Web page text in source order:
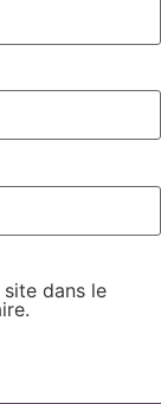
dans le